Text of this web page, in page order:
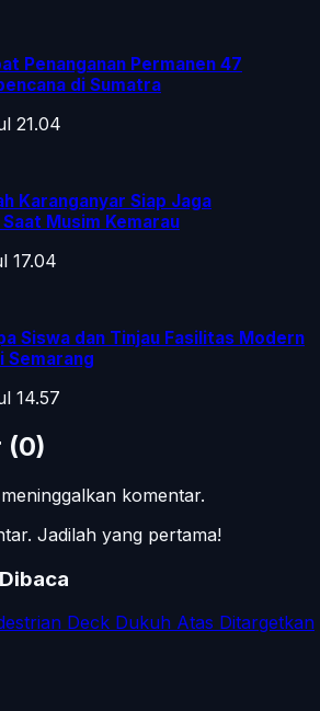
Penanganan Permanen 47
di Sumatra
21.04
Karanganyar Siap Jaga
Musim Kemarau
17.04
Siswa dan Tinjau Fasilitas Modern
Semarang
14.57
(0)
komentar.
Jadilah yang pertama!
Deck Dukuh Atas Ditargetkan